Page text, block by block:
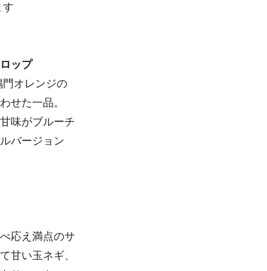
ップ
オレンジの
せた一品。
味がブルーチ
バージョン
応え満点のサ
甘い玉ネギ、